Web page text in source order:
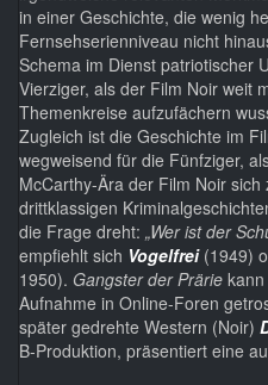
in einer Geschichte, die wenig
Fernsehserienniveau nicht
Schema im Dienst patriotischer
Vierziger, als der Film Noir weit
Themenkreise aufzufächern
Zugleich ist die Geschichte im
wegweisend für die Fünfziger,
McCarthy-Ära der Film Noir
drittklassigen
die Frage dreht: „Wer ist der
empfiehlt sich Vogelfrei (1949)
1950). Gangster der Prärie
Aufnahme in Online-Foren
später gedrehte Western (Noir)
B-Produktion, präsentiert eine